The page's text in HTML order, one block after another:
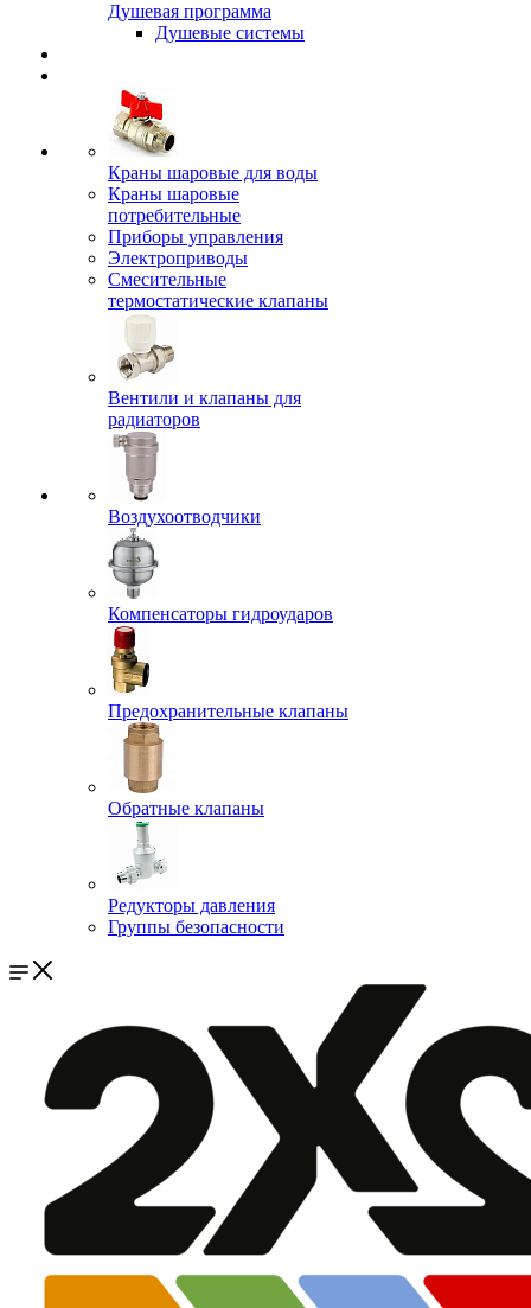
Душевая программа
Душевые системы
Краны шаровые для воды
Краны шаровые
потребительные
Приборы управления
Электроприводы
Смесительные
термостатические клапаны
Вентили и клапаны для
радиаторов
Воздухоотводчики
Компенсаторы гидроударов
Предохранительные клапаны
Обратные клапаны
Редукторы давления
Группы безопасности